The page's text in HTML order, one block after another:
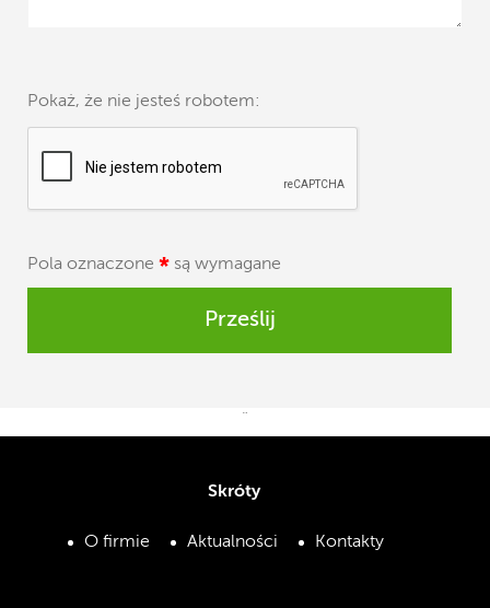
Pokaż, że nie jesteś robotem:
Pola oznaczone * są wymagane
Prześlij
Skróty
O firmie Aktualności Kontakty